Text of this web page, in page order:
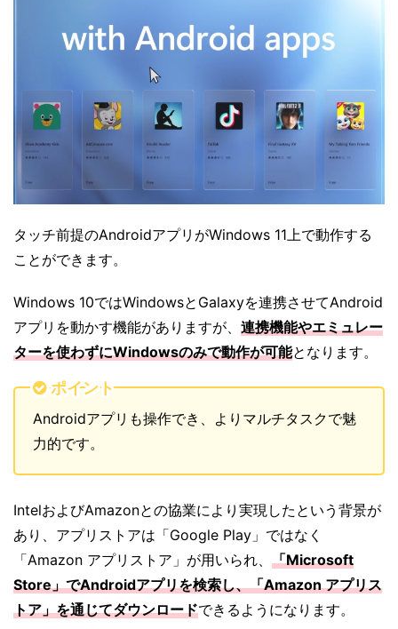
タッチ前提のAndroidアプリがWindows 11上で動作する
ことができます。
Windows 10ではWindowsとGalaxyを連携させてAndroid
アプリを動かす機能がありますが、 連携機能やエミュレー
ターを使わずにWindowsのみで動作が可能となります。
ポイント
Androidアプリも操作でき、よりマルチタスクで魅
力的です。
IntelおよびAmazonとの協業により実現したという背景が
あり、アプリストアは「Google Play」ではなく
「Amazon アプリストア」が用いられ、 「Microsoft
Store」でAndroidアプリを検索し、「Amazon アプリス
トア」を通じてダウンロードできるようになります。